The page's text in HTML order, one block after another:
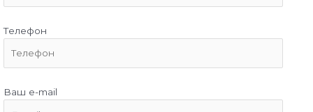
Телефон
Ваш e-mail